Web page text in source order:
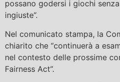
possano godersi i giochi
ingiuste”.
Nel comunicato stampa, la
chiarito che “continuerà a
nel contesto delle prossime
Fairness Act”.